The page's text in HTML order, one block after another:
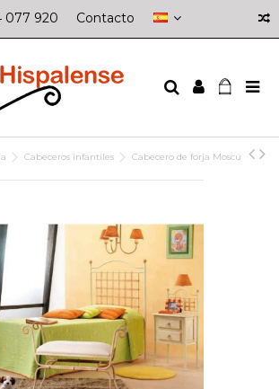
077 920 Contacto
Cabeceros infantiles Cabecero de forja Moscú